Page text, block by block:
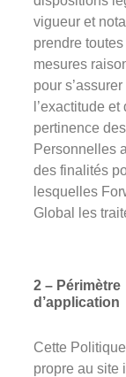
vigueur et
prendre
mesures
pour s’assurer
l’exactitude et
pertinence
Personnelles
des finalités
lesquelles
Global les
2 – Périmètre
d’application
Cette
propre au site